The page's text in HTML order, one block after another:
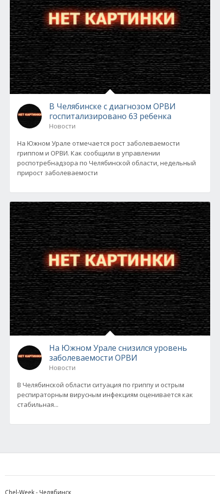
В Челябинске с диагнозом ОРВИ
госпитализировано 63 ребенка
Новости
На Южном Урале отмечается рост заболеваемости
гриппом и ОРВИ. Как сообщили в управлении
роспотребнадзора по Челябинской области, недельный
прирост заболеваемости
На Южном Урале снизился уровень
заболеваемости ОРВИ
Новости
В Челябинской области ситуация по гриппу и острым
респираторным вирусным инфекциям оценивается как
стабильная...
Chel-Week - Челябинск